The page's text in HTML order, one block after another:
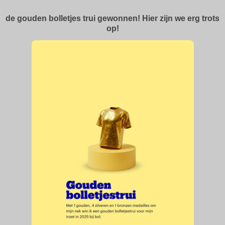
de gouden bolletjes trui gewonnen! Hier zijn we erg trots
op!